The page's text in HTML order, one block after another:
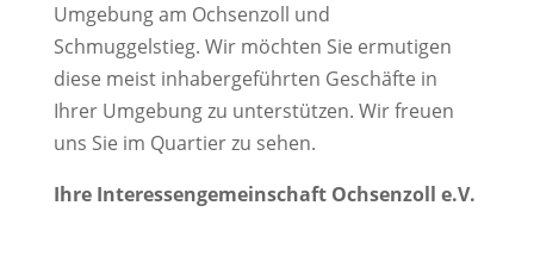
Umgebung am Ochsenzoll und
Schmuggelstieg. Wir möchten Sie ermutigen
diese meist inhabergeführten Geschäfte in
Ihrer Umgebung zu unterstützen. Wir freuen
uns Sie im Quartier zu sehen.
Ihre Interessengemeinschaft Ochsenzoll e.V.